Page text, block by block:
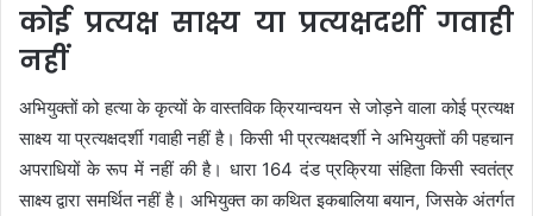
कोई प्रत्यक्ष साक्ष्य या प्रत्यक्षदर्शी गवाही
नहीं
अभियुक्तों को हत्या के कृत्यों के वास्तविक क्रियान्वयन से जोड़ने वाला कोई प्रत्यक्ष
साक्ष्य या प्रत्यक्षदर्शी गवाही नहीं है। किसी भी प्रत्यक्षदर्शी ने अभियुक्तों की पहचान
अपराधियों के रूप में नहीं की है। धारा 164 दंड प्रक्रिया संहिता किसी स्वतंत्र
साक्ष्य द्वारा समर्थित नहीं है। अभियुक्त का कथित इकबालिया बयान, जिसके अंतर्गत